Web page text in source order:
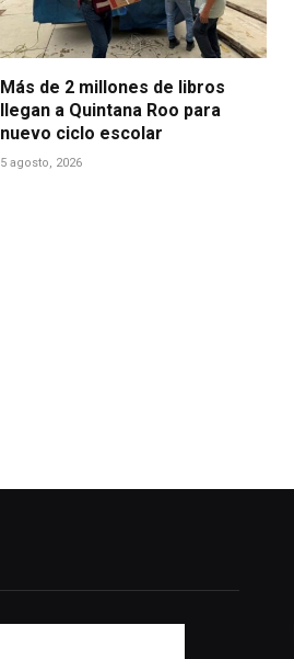
Más de 2 millones de libros
llegan a Quintana Roo para
nuevo ciclo escolar
5 agosto, 2026